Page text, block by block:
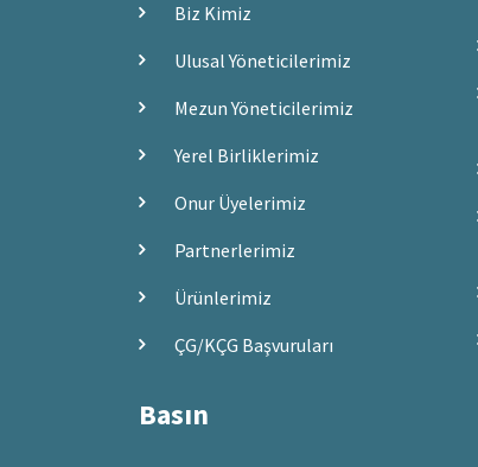
Biz Kimiz
Ulusal Yöneticilerimiz
Mezun Yöneticilerimiz
Yerel Birliklerimiz
Onur Üyelerimiz
Partnerlerimiz
Ürünlerimiz
ÇG/KÇG Başvuruları
Basın